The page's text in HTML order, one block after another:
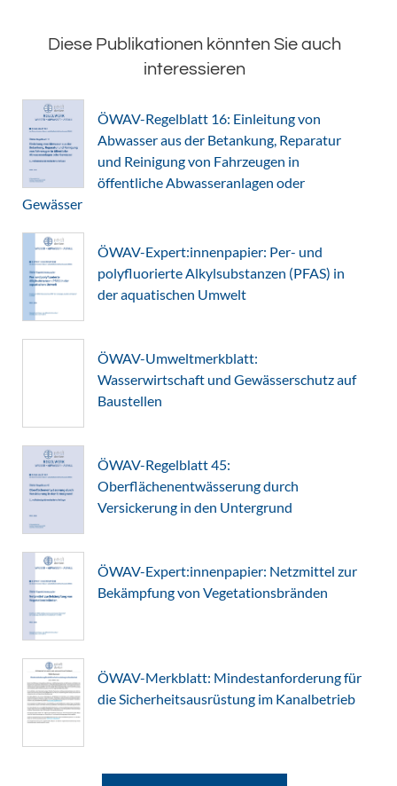
Diese Publikationen könnten Sie auch
interessieren
ÖWAV-Regelblatt 16: Einleitung von
Abwasser aus der Betankung, Reparatur
und Reinigung von Fahrzeugen in
öffentliche Abwasseranlagen oder
Gewässer
ÖWAV-Expert:innenpapier: Per- und
polyfluorierte Alkylsubstanzen (PFAS) in
der aquatischen Umwelt
ÖWAV-Umweltmerkblatt:
Wasserwirtschaft und Gewässerschutz auf
Baustellen
ÖWAV-Regelblatt 45:
Oberflächenentwässerung durch
Versickerung in den Untergrund
ÖWAV-Expert:innenpapier: Netzmittel zur
Bekämpfung von Vegetationsbränden
ÖWAV-Merkblatt: Mindestanforderung für
die Sicherheitsausrüstung im Kanalbetrieb